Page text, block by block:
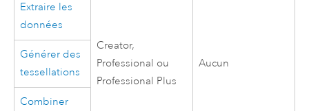
Creator,
Professional ou
Professional Plus
Aucun
Extraire les
données
Générer des
tessellations
Combiner